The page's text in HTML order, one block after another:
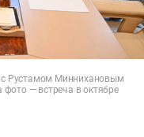
Рустамом Миннихановым
— встреча в октябре